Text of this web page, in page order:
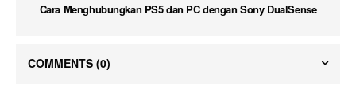
Cara Menghubungkan PS5 dan PC dengan Sony DualSense
COMMENTS (0)